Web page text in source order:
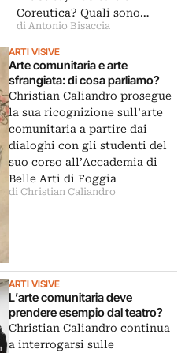
Coreutica? Quali sono…
di Antonio Bisaccia
ARTI VISIVE
Arte comunitaria e arte
sfrangiata: di cosa parliamo?
Christian Caliandro prosegue
la sua ricognizione sull’arte
comunitaria a partire dai
dialoghi con gli studenti del
suo corso all’Accademia di
Belle Arti di Foggia
di Christian Caliandro
ARTI VISIVE
L’arte comunitaria deve
prendere esempio dal teatro?
Christian Caliandro continua
a interrogarsi sulle